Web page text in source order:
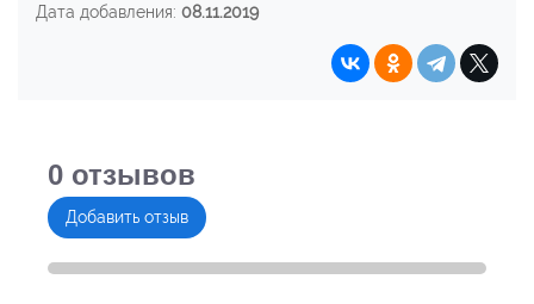
Дата добавления: 08.11.2019
0 отзывов
Добавить отзыв